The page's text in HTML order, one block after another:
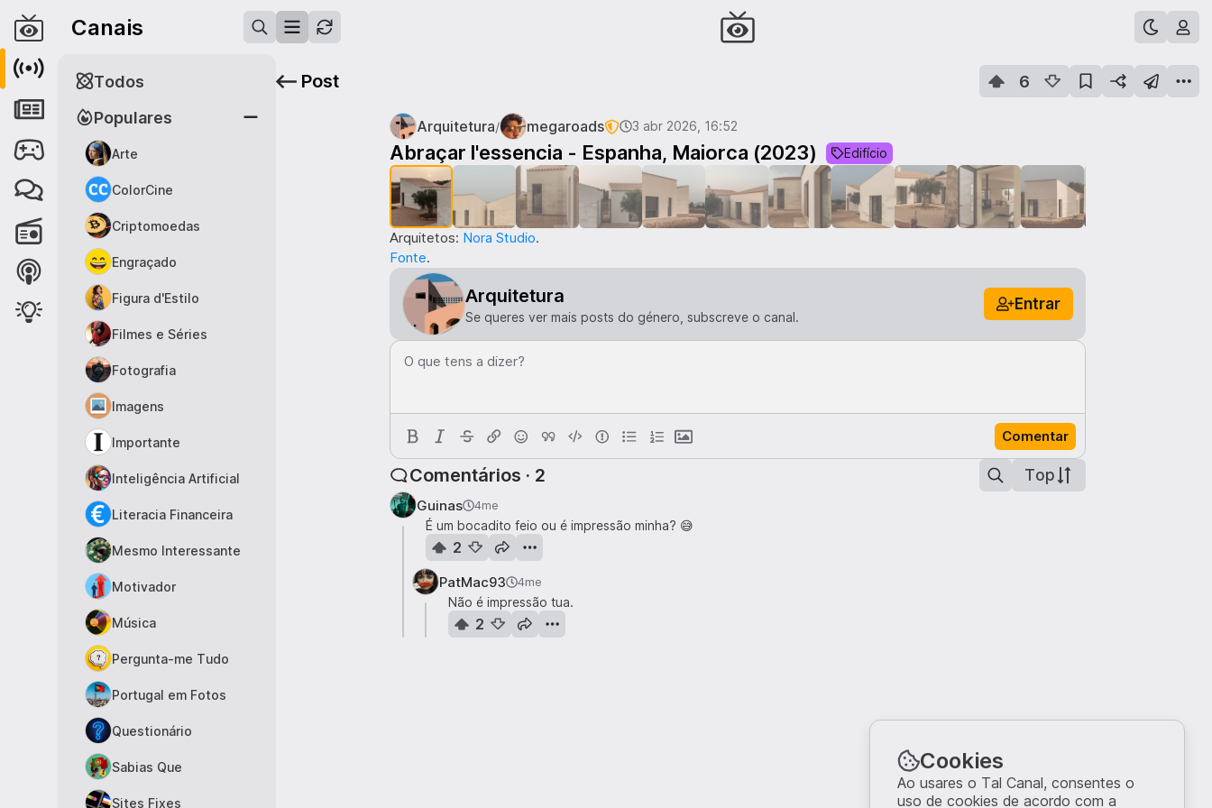
Canais
Populares
Arte
ColorCine
Criptomoedas
Engraçado
Figura d'Estilo
Filmes e Séries
Fotografia
Imagens
Importante
Inteligência Artificial
Literacia Financeira
Mesmo Interessante
Motivador
Música
Pergunta-me Tudo
Portugal em Fotos
Questionário
Sabias Que
Sites Fixes
Todos Post 6
Arquitetura/ megaroads 3 abr 2026, 16:52
Abraçar l'essencia - Espanha, Maiorca (2023) Edifício
1
Arquitetos: Nora Studio.
Fonte.
Arquitetura
Se queres ver mais posts do género, subscreve o canal.
Entrar
O que tens a dizer?
Comentar
Comentários · 2 Top
Guinas 4me
É um bocadito feio ou é impressão minha? 😅
2
PatMac93 4me
Não é impressão tua.
2
Cookies
Ao usares o Tal Canal, consentes o
uso de cookies de acordo com a